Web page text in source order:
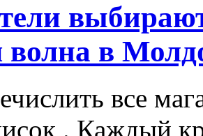
в
все
. Каждый